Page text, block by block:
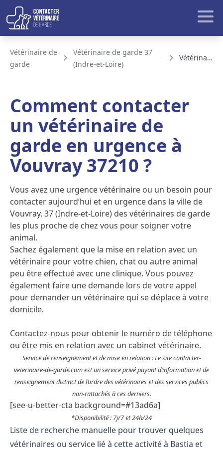
Aller au contenu
BLOG ET ACTUALITE
Vétérinaire de
garde
Vétérinaire de garde 37
(Indre-et-Loire)
Vétérinaire de garde Vouvray
Comment contacter
un vétérinaire de
garde en urgence à
Vouvray 37210 ?
Vous avez une urgence vétérinaire ou un besoin pour
contacter aujourd’hui et en urgence dans la ville de
Vouvray, 37 (Indre-et-Loire) des vétérinaires de garde
les plus proche de chez vous pour soigner votre
animal.
Sachez également que la mise en relation avec un
vétérinaire pour votre chien, chat ou autre animal
peu être effectué avec une clinique. Vous pouvez
également faire une demande lors de votre appel
pour demander un vétérinaire qui se déplace à votre
domicile.
Contactez-nous pour obtenir le numéro de téléphone
ou être mis en relation avec un cabinet vétérinaire.
Service de renseignement et de mise en relation : Le site contacter-
veterinaire-de-garde.com est un service privé payant d’information et de
renseignement distinct de l’ordre des vétérinaires et des services publics
non-rattachés à ces derniers.
[see-u-better-cta background=#13ad6a]
*Disponibilité : 7j/7 et 24h/24
Liste de recherche manuelle pour trouver quelques
vétérinaires ou service lié à cette activité à Bastia et